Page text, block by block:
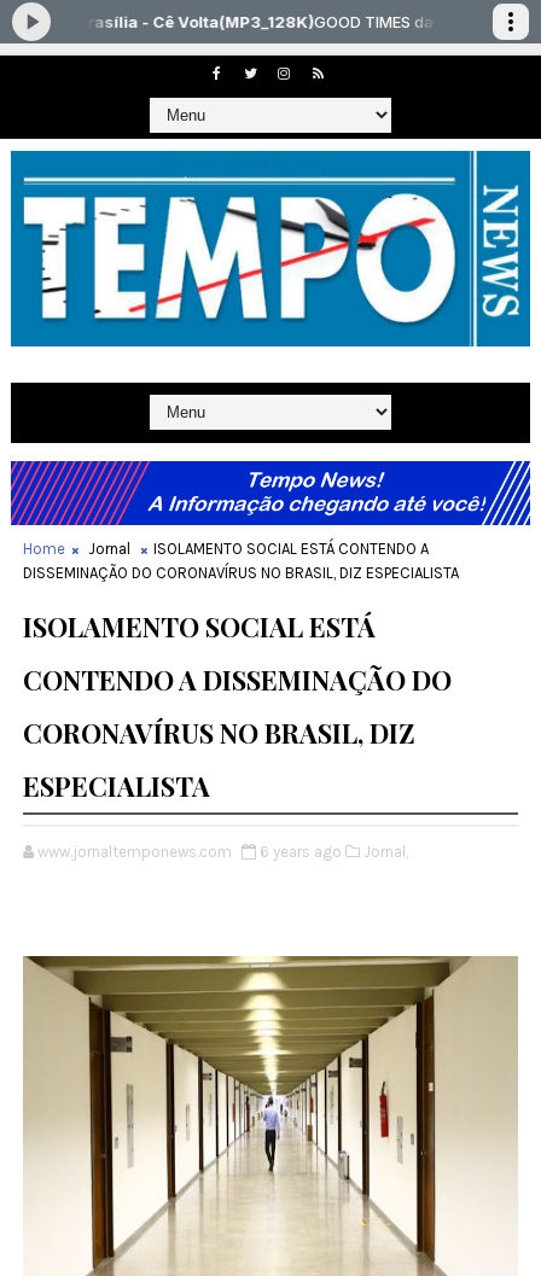
Home Jornal
ISOLAMENTO SOCIAL ESTÁ CONTENDO A
DISSEMINAÇÃO DO CORONAVÍRUS NO BRASIL, DIZ ESPECIALISTA
ISOLAMENTO SOCIAL ESTÁ
CONTENDO A DISSEMINAÇÃO DO
CORONAVÍRUS NO BRASIL, DIZ
ESPECIALISTA
www.jornaltemponews.com 6 years ago Jornal,